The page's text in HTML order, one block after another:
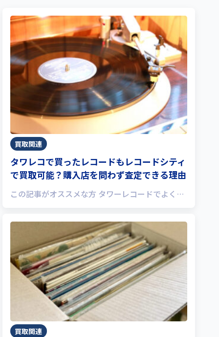
買取関連
タワレコで買ったレコードもレコードシティ
で買取可能？購入店を問わず査定できる理由
この記事がオススメな方 タワーレコードでよく…
買取関連